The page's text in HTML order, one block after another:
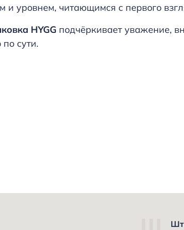
уровнем, читающимся с первого
HYGG подчёркивает уважение,
сути.